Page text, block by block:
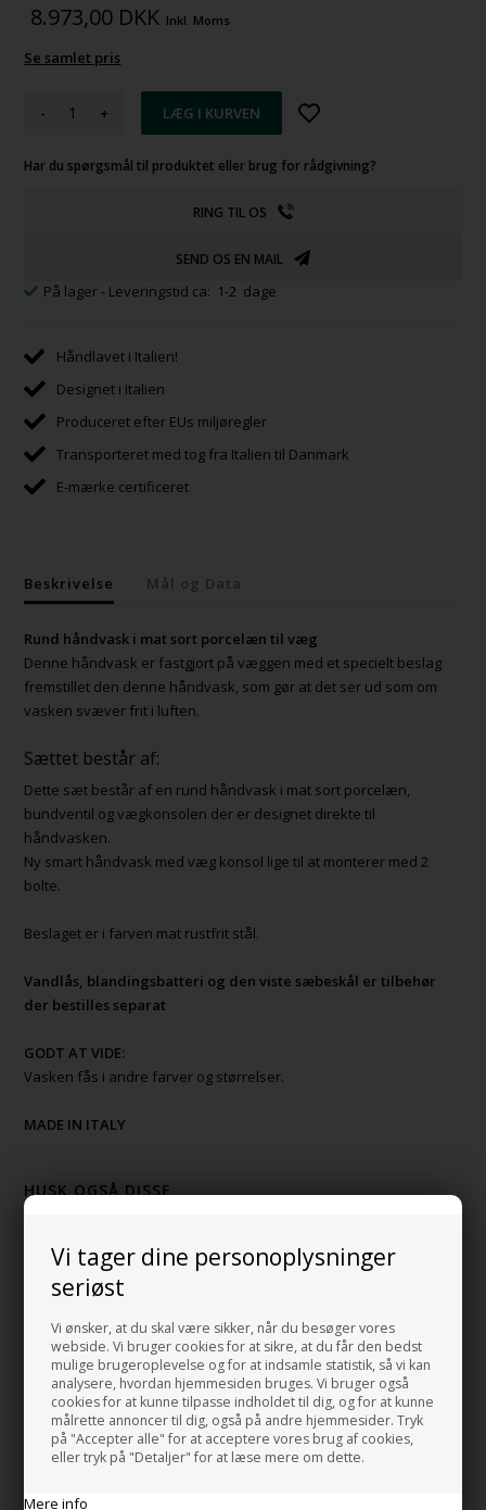
Vi tager dine personoplysninger
seriøst
Vi ønsker, at du skal være sikker, når du besøger vores
webside. Vi bruger cookies for at sikre, at du får den bedst
mulige brugeroplevelse og for at indsamle statistik, så vi kan
analysere, hvordan hjemmesiden bruges. Vi bruger også
cookies for at kunne tilpasse indholdet til dig, og for at kunne
målrette annoncer til dig, også på andre hjemmesider. Tryk
på "Accepter alle" for at acceptere vores brug af cookies,
eller tryk på "Detaljer" for at læse mere om dette.
Mere info
8.973,00 DKK Inkl. Moms
Se samlet pris
- +
Har du spørgsmål til produktet eller brug for rådgivning?
RING TIL OS
SEND OS EN MAIL
På lager - Leveringstid ca: 1-2 dage
Håndlavet i Italien!
Designet i Italien
Produceret efter EUs miljøregler
Transporteret med tog fra Italien til Danmark
E-mærke certificeret
Beskrivelse Mål og Data
Rund håndvask i mat sort porcelæn til væg
Denne håndvask er fastgjort på væggen med et specielt beslag
fremstillet den denne håndvask, som gør at det ser ud som om
vasken svæver frit i luften.
Sættet består af:
Dette sæt består af en rund håndvask i mat sort porcelæn,
bundventil og vægkonsolen der er designet direkte til
håndvasken.
Ny smart håndvask med væg konsol lige til at monterer med 2
bolte.
Beslaget er i farven mat rustfrit stål.
Vandlås, blandingsbatteri og den viste sæbeskål er tilbehør
der bestilles separat
GODT AT VIDE:
Vasken fås i andre farver og størrelser.
MADE IN ITALY
HUSK OGSÅ DISSE
+725,00 DKK
Mat Sort - Bundventil Håndvask All Open
+582,00 DKK
Gå til varen
HI-TECH 5 Mat sort Vandlås i luksus
udgave
+1.598,00 DKK